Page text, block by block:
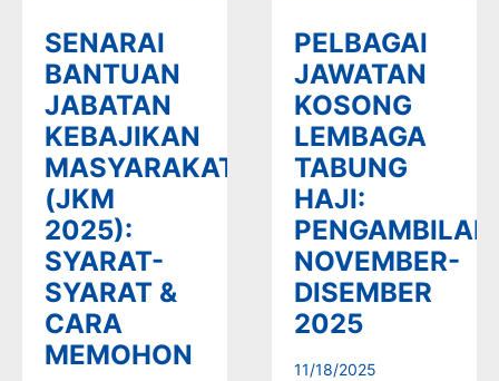
SENARAI
BANTUAN
JABATAN
KEBAJIKAN
MASYARAKAT
(JKM
2025):
SYARAT-
SYARAT &
CARA
MEMOHON
PELBAGAI
JAWATAN
KOSONG
LEMBAGA
TABUNG
HAJI:
PENGAMBILAN
NOVEMBER-
DISEMBER
2025
11/18/2025